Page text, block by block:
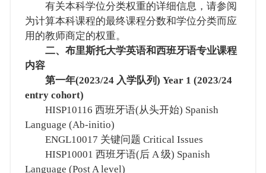
有关本科学位分类权重的详细信息，请参阅
为计算本科课程的最终课程分数和学位分类而应
用的教师商定的权重。
二、布里斯托大学英语和西班牙语专业课程
内容
第一年(2023/24 入学队列) Year 1 (2023/24
entry cohort)
HISP10116 西班牙语(从头开始) Spanish
Language (Ab-initio)
ENGL10017 关键问题 Critical Issues
HISP10001 西班牙语(后 A 级) Spanish
Language (Post A level)